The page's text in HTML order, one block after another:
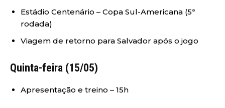
Estádio Centenário – Copa Sul-Americana (5ª
rodada)
Viagem de retorno para Salvador após o jogo
Quinta-feira (15/05)
Apresentação e treino – 15h